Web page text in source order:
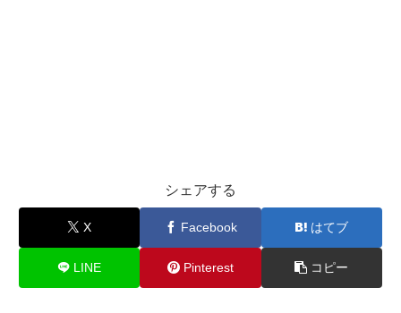
シェアする
X Facebook はてブ
LINE Pinterest コピー